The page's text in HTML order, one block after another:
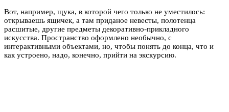
Вот, например, щука, в которой чего только не уместилось:
открываешь ящичек, а там приданое невесты, полотенца
расшитые, другие предметы декоративно-прикладного
искусства. Пространство оформлено необычно, с
интерактивными объектами, но, чтобы понять до конца, что и
как устроено, надо, конечно, прийти на экскурсию.